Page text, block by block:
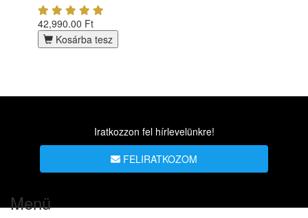
42,990.00 Ft
Kosárba tesz
Iratkozzon fel hírlevelünkre!
FELIRATKOZOM
Menü